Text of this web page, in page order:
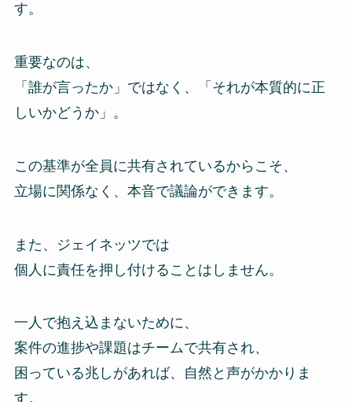
す。
重要なのは、
「誰が言ったか」ではなく、「それが本質的に正
しいかどうか」。
この基準が全員に共有されているからこそ、
立場に関係なく、本音で議論ができます。
また、ジェイネッツでは
個人に責任を押し付けることはしません。
一人で抱え込まないために、
案件の進捗や課題はチームで共有され、
困っている兆しがあれば、自然と声がかかりま
す。